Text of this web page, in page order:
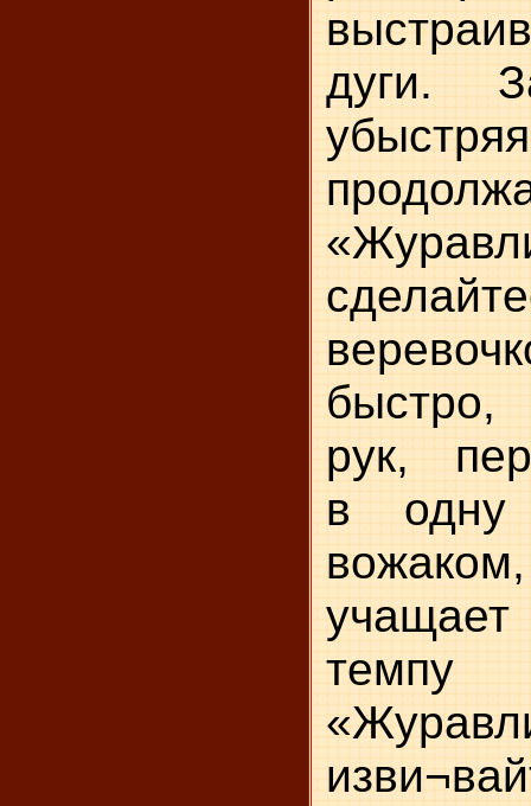
дуги.
рук,
в одну